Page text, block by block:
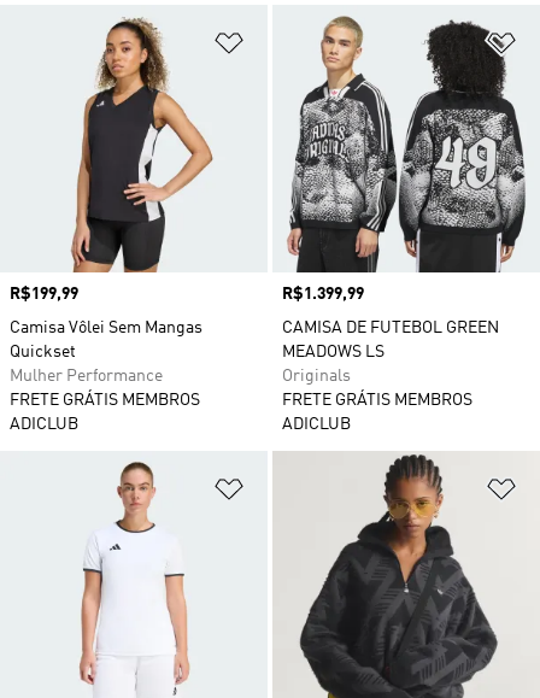
Adicionar à Lista de Desejos
Preço
R$199,99
Camisa Vôlei Sem Mangas
Quickset
Mulher Performance
FRETE GRÁTIS MEMBROS
ADICLUB
Preço
R$1.399,99
CAMISA DE FUTEBOL GREEN
MEADOWS LS
Originals
FRETE GRÁTIS MEMBROS
ADICLUB
Adicionar à Lista de Desejos